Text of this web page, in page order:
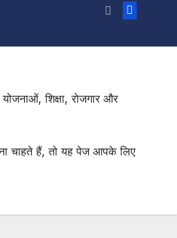
शिक्षा, रोजगार और
चाहते हैं, तो यह पेज आपके लिए